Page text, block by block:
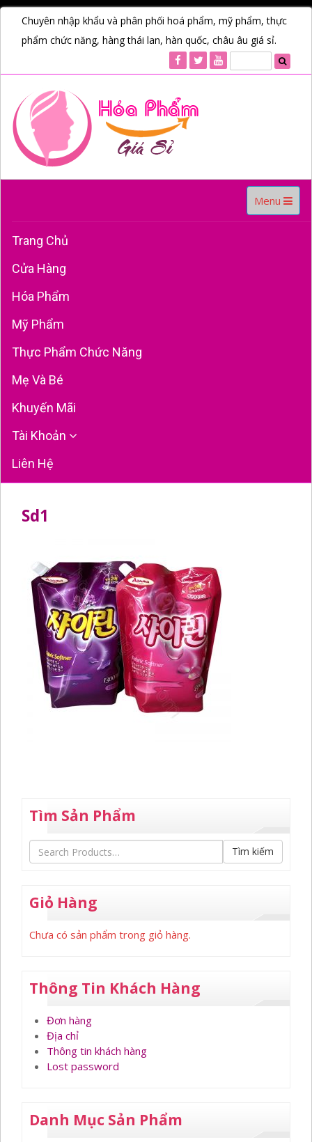
Chuyên nhập khẩu và phân phối hoá phẩm, mỹ phẩm, thực
phẩm chức năng, hàng thái lan, hàn quốc, châu âu giá sỉ.
Toggle
navigation
Menu
Trang Chủ
Cửa Hàng
Hóa Phẩm
Mỹ Phẩm
Thực Phẩm Chức Năng
Mẹ Và Bé
Khuyến Mãi
Tài Khoản
Liên Hệ
Sd1
Tìm Sản Phẩm
Tìm kiếm
Giỏ Hàng
Chưa có sản phẩm trong giỏ hàng.
Thông Tin Khách Hàng
Đơn hàng
Địa chỉ
Thông tin khách hàng
Lost password
Danh Mục Sản Phẩm